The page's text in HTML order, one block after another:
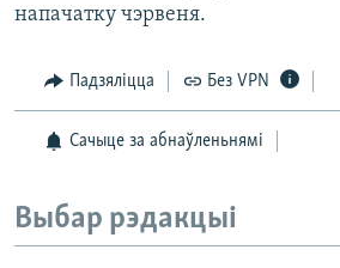
напачатку чэрвеня.
Падзяліцца Без VPN
Сачыце за абнаўленьнямі
Выбар рэдакцыі